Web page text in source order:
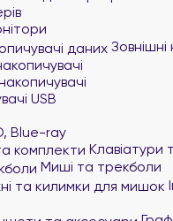
USB
Blue-ray
Клавіатури
Миші та трекболи